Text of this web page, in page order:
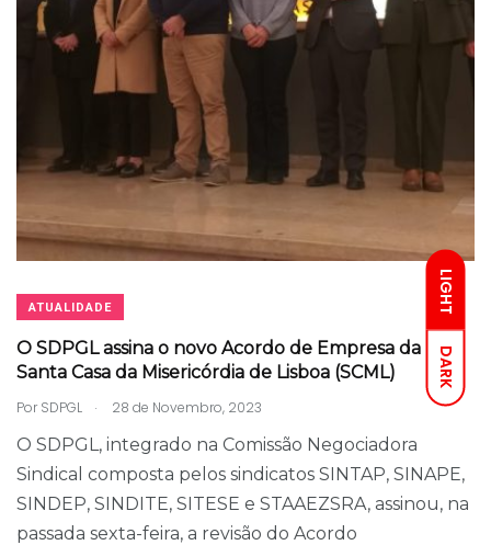
LIGHT
DARK
ATUALIDADE
O SDPGL assina o novo Acordo de Empresa da
Santa Casa da Misericórdia de Lisboa (SCML)
Por SDPGL . 28 de Novembro, 2023
O SDPGL, integrado na Comissão Negociadora
Sindical composta pelos sindicatos SINTAP, SINAPE,
SINDEP, SINDITE, SITESE e STAAEZSRA, assinou, na
passada sexta-feira, a revisão do Acordo